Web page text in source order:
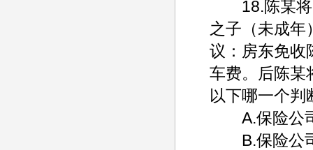
18.陈某将
之子（未成年
议：房东免收
车费。后陈某
以下哪一个判
A.保险公
B.保险公